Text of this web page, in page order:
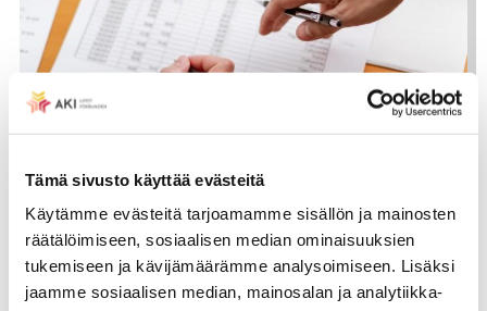
Tämä sivusto käyttää evästeitä
Käytämme evästeitä tarjoamamme sisällön ja mainosten
räätälöimiseen, sosiaalisen median ominaisuuksien
tukemiseen ja kävijämäärämme analysoimiseen. Lisäksi
jaamme sosiaalisen median, mainosalan ja analytiikka-
Työntekijöitä ei tule saattaa eriarvoiseen
asemaan työnantajan koon perusteella
· KANNANOTOT